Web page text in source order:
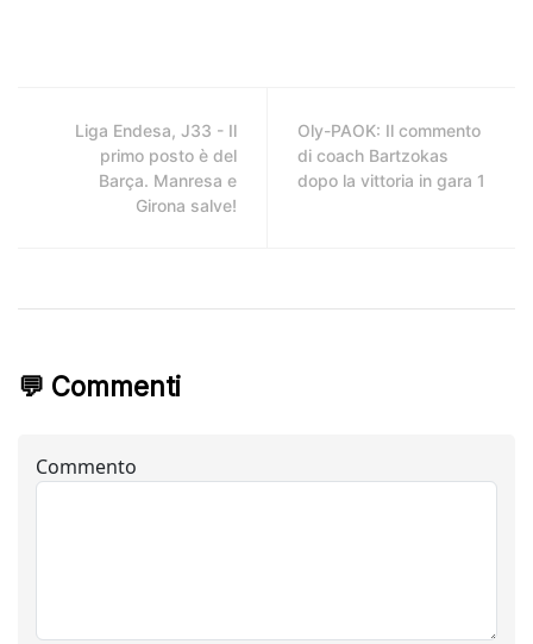
Liga Endesa, J33 - Il
primo posto è del
Barça. Manresa e
Girona salve!
Oly-PAOK: Il commento
di coach Bartzokas
dopo la vittoria in gara 1
💬 Commenti